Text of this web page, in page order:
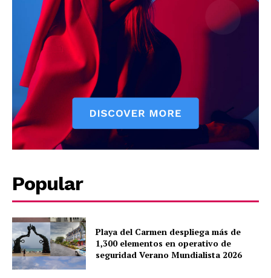
Subscription Plans
My account
Quintana Roo
Cancún
Chetumal
Playa del Carmen
Puerto Morelos
Popular
Playa del Carmen despliega más de
1,300 elementos en operativo de
seguridad Verano Mundialista 2026